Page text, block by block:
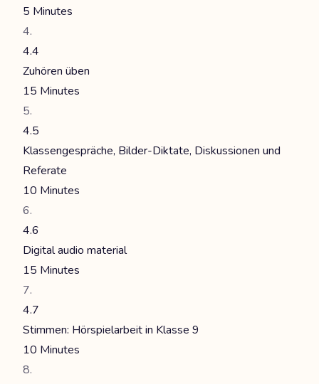
5 Minutes
4.4
Zuhören üben
15 Minutes
4.5
Klassengespräche, Bilder-Diktate, Diskussionen und
Referate
10 Minutes
4.6
Digital audio material
15 Minutes
4.7
Stimmen: Hörspielarbeit in Klasse 9
10 Minutes